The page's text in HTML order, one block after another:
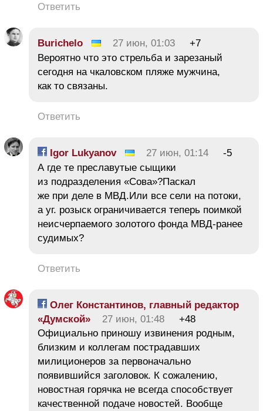
Ответить
Burichelo 27 июн, 01:03
+7
Вероятно что это стрельба и зарезаный
сегодня на чкаловском пляже мужчина,
как то связаны.
Ответить
Igor Lukyanov 27 июн, 01:14
-5
А где те преславутые сыщики
из подразделения «Сова»?Паскал
же при деле в МВД.Или все сели на потоки,
а уг. розыск ограничивается теперь поимкой
неисчерпаемого золотого фонда МВД-ранее
судимых?
Ответить
Олег Константинов, главный редактор
«Думской»
27 июн, 01:48
+48
Официально приношу извинения родным,
близким и коллегам пострадавших
милиционеров за первоначально
появившийся заголовок. К сожалению,
новостная горячка не всегда способствует
качественной подаче новостей. Вообще